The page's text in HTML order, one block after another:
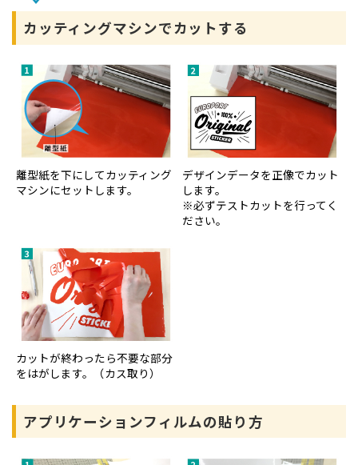
カッティングマシンでカットする
離型紙を下にしてカッティング
マシンにセットします。
デザインデータを正像でカット
します。
※必ずテストカットを行ってく
ださい。
カットが終わったら不要な部分
をはがします。（カス取り）
アプリケーションフィルムの貼り方